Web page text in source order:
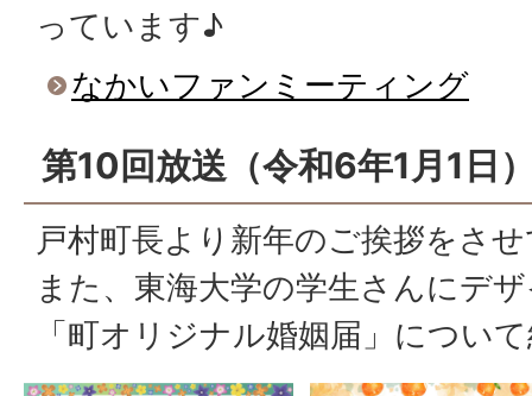
っています♪
なかいファンミーティング
第10回放送（令和6年1月1日
戸村町長より新年のご挨拶をさ
また、東海大学の学生さんにデ
「町オリジナル婚姻届」につい